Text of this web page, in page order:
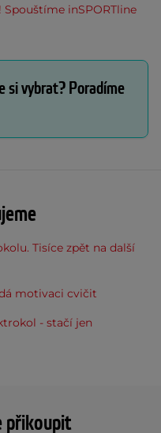
přikoupit
inSPORTline
si vybrat? Poradíme
Tisíce zpět na další
motivaci cvičit
- stačí jen